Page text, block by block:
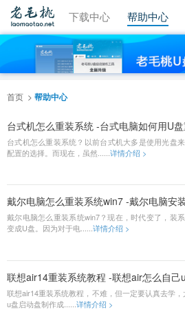
视频教程 下载中心 帮助中心
首页 帮助中心
台式机怎么重装系统 -台式电脑如何用U
台式机怎么重装系统？以前台式机大多是使用光盘
配置的选择。而现在，虽然...... 详情介绍 >
戴尔电脑怎么重装系统win7 -戴尔电脑安
戴尔电脑怎么重装系统win7？现在，时代变了，装
变成U盘。因为对于电......详情介绍 >
联想air14重装系统教程 -联想air怎么自己
联想air14重装系统教程，不难，但一定要认真去学
u盘启动盘制作成...... 详情介绍 >